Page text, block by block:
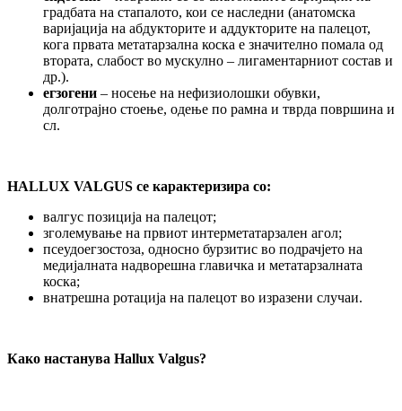
градбата на стапалото, кои се наследни (анатомска
варијација на абдукторите и аддукторите на палецот,
кога првата метатарзална коска е значително помала од
втората, слабост во мускулно – лигаментарниот состав и
др.).
егзогени – носење на нефизиолошки обувки,
долготрајно стоење, одење по рамна и тврда површина и
сл.
HALLUX VALGUS се карактеризира со:
валгус позиција на палецот;
зголемување на првиот интерметатарзален агол;
псеудоегзостоза, односно бурзитис во подрачјето на
медијалната надворешна главичка и метатарзалната
коска;
внатрешна ротација на палецот во изразени случаи.
Како настанува Hallux Valgus?